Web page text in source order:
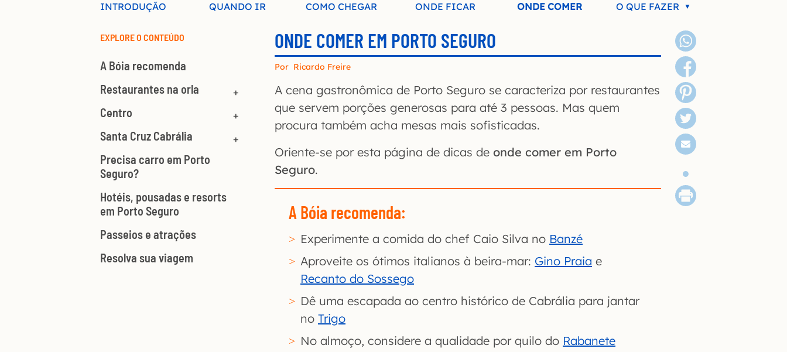
INTRODUÇÃO QUANDO IR COMO CHEGAR ONDE FICAR ONDE COMER O QUE FAZER
EXPLORE O CONTEÚDO
A Bóia recomenda
Restaurantes na orla
Centro
Santa Cruz Cabrália
Precisa carro em Porto
Seguro?
Hotéis, pousadas e resorts
em Porto Seguro
Passeios e atrações
Resolva sua viagem
ONDE COMER EM PORTO SEGURO
Por Ricardo Freire
A cena gastronômica de Porto Seguro se caracteriza por restaurantes
que servem porções generosas para até 3 pessoas. Mas quem
procura também acha mesas mais sofisticadas.
Oriente-se por esta página de dicas de onde comer em Porto
Seguro.
A Bóia recomenda:
Experimente a comida do chef Caio Silva no Banzé
Aproveite os ótimos italianos à beira-mar: Gino Praia e
Recanto do Sossego
Dê uma escapada ao centro histórico de Cabrália para jantar
no Trigo
No almoço, considere a qualidade por quilo do Rabanete